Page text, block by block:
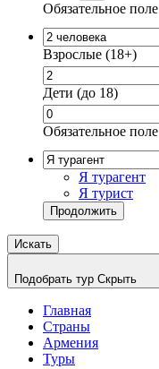
Обязательное поле
Взрослые (18+)
Дети (до 18)
Обязательное поле
Я турагент
Я турист
Продолжить
Искать
Подобрать тур Скрыть
Главная
Страны
Армения
Туры